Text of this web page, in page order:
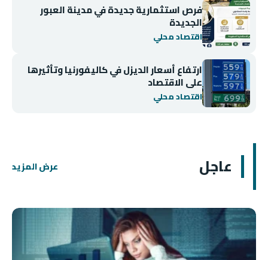
فرص استثمارية جديدة في مدينة العبور
الجديدة
اقتصاد محلي
ارتفاع أسعار الديزل في كاليفورنيا وتأثيرها
على الاقتصاد
اقتصاد محلي
عاجل عرض المزيد